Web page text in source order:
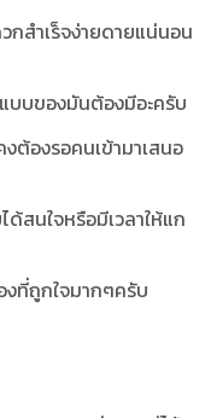
กสำเร็จง่ายดายแน่นอน
บบของมันต้องมีอะครับ
ต้องรอคนเข้ามาเสนอ
สนใจหรือมีเวลาให้แก
งที่ถูกใจมากๆครับ